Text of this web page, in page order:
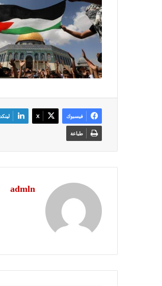
فيسبوك ‫X
طباعة
admln